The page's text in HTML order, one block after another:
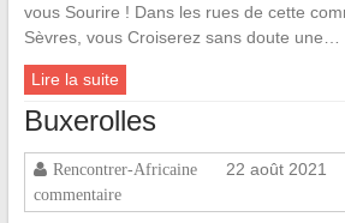
vous Sourire ! Dans les rues de cette
Sèvres, vous Croiserez sans doute une…
Lire la suite
Buxerolles
Rencontrer-Africaine 22 août 2021
commentaire